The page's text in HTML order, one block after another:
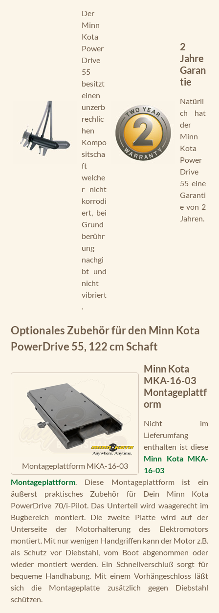
Der
Minn
Kota
Power
Drive
55
besitzt
einen
unzerb
rechlic
hen
Kompo
sitscha
ft
welche
r nicht
korrodi
ert, bei
Grund
berühr
ung
nachgi
bt und
nicht
vibriert
.
2
Jahre
Garan
tie
Natürli
ch hat
der
Minn
Kota
Power
Drive
55 eine
Garanti
e von 2
Jahren.
Optionales Zubehör für den Minn Kota
PowerDrive 55, 122 cm Schaft
Montageplattform MKA-16-03
Minn Kota
MKA-16-03
Montageplattf
orm
Nicht im
Lieferumfang
enthalten ist diese
Minn Kota MKA-
16-03
Montageplattform. Diese Montageplattform ist ein
äußerst praktisches Zubehör für Dein Minn Kota
PowerDrive 70/i-Pilot. Das Unterteil wird waagerecht im
Bugbereich montiert. Die zweite Platte wird auf der
Unterseite der Motorhalterung des Elektromotors
montiert. Mit nur wenigen Handgriffen kann der Motor z.B.
als Schutz vor Diebstahl, vom Boot abgenommen oder
wieder montiert werden. Ein Schnellverschluß sorgt für
bequeme Handhabung. Mit einem Vorhängeschloss läßt
sich die Montageplatte zusätzlich gegen Diebstahl
schützen.